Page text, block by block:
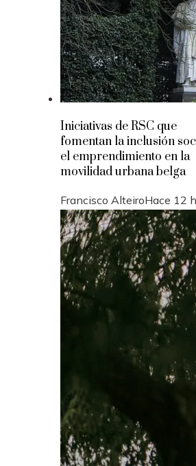
Iniciativas de RSC que
fomentan la inclusión
el emprendimiento en la
movilidad urbana belga
Francisco AlteiroHace 12